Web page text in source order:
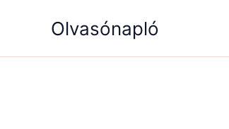
Olvasónapló